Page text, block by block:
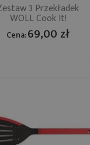
3 Przekładek
WOLL Cook It!
Cena:69,00 zł